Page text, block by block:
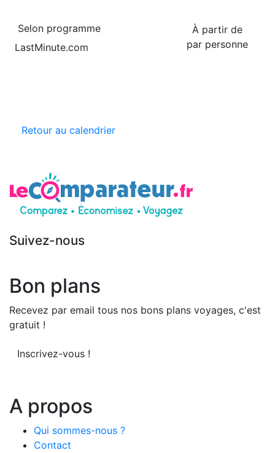
À partir de
par personne
Selon programme
LastMinute.com
Retour au calendrier
Suivez-nous
Bon plans
Recevez par email tous nos bons plans voyages, c'est
gratuit !
Inscrivez-vous !
A propos
Qui sommes-nous ?
Contact